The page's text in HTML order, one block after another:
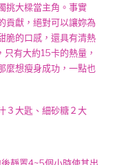
挑大樑當主角。事實
貢獻，絕對可以讓妳為
脆的口感，還具有清熱
有大約15卡的熱量，
麼想瘦身成功，一點也
３大匙、細砂糖２大